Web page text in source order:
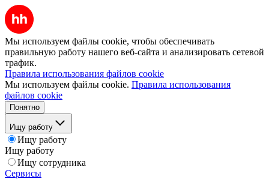
Мы используем файлы cookie, чтобы обеспечивать
правильную работу нашего веб-сайта и анализировать сетевой
трафик.
Правила использования файлов cookie
Мы используем файлы cookie. Правила использования
файлов cookie
Понятно
Ищу работу
Ищу работу
Ищу работу
Ищу сотрудника
Сервисы